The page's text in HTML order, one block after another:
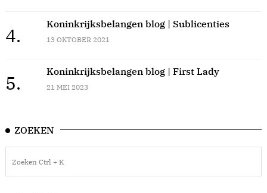
4.
Koninkrijksbelangen blog | Sublicenties
13 OKTOBER 2021
5.
Koninkrijksbelangen blog | First Lady
21 MEI 2023
ZOEKEN